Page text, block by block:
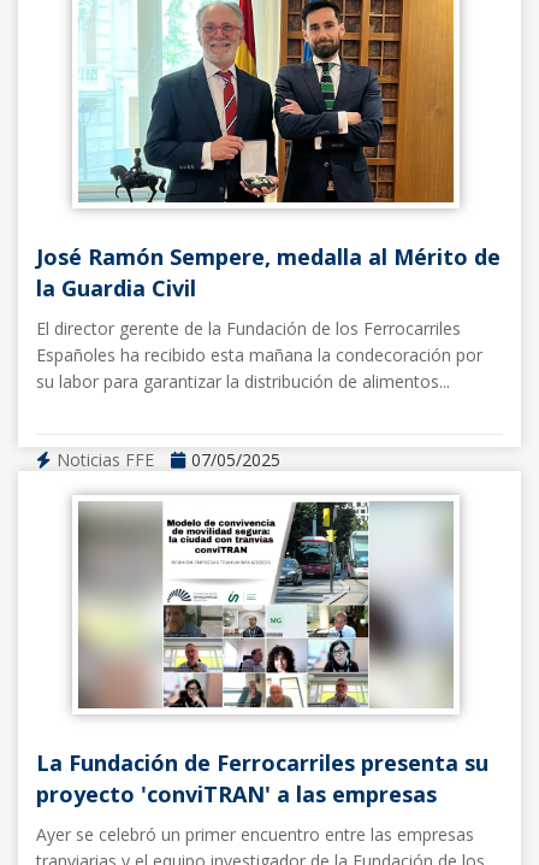
José Ramón Sempere, medalla al Mérito de
la Guardia Civil
El director gerente de la Fundación de los Ferrocarriles
Españoles ha recibido esta mañana la condecoración por
su labor para garantizar la distribución de alimentos...
Noticias FFE 07/05/2025
La Fundación de Ferrocarriles presenta su
proyecto 'conviTRAN' a las empresas
Ayer se celebró un primer encuentro entre las empresas